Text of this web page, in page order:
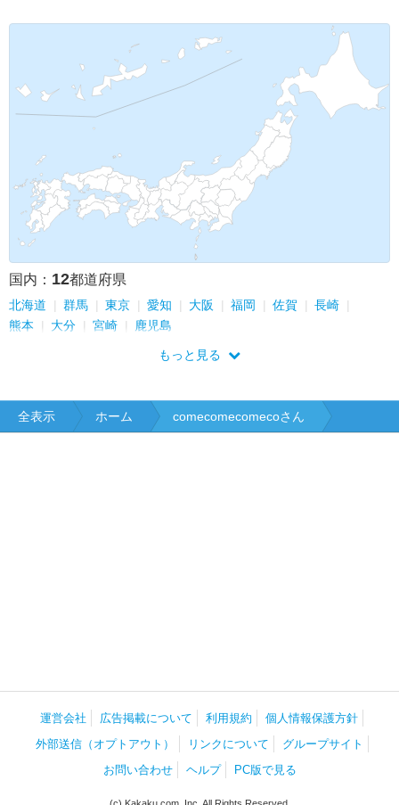
国内： 12都道府県
北海道 群馬 東京 愛知 大阪 福岡 佐賀
長崎
熊本
大分 宮崎 鹿児島
もっと見る
全表示 ホーム comecomecomecoさん
運営会社 広告掲載について 利用規約
個人情報保護方針
外部送信（オプトアウト）
リンクについて
グループサイト
お問い合わせ
ヘルプ PC版で見る